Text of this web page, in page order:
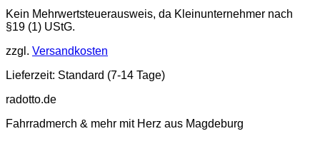
26,17 €20,99 €.
Produkt
weist
Varianten
Die
können
auf
der
Kein Mehrwertsteuerausweis, da Kleinunternehmer nach
§19 (1) UStG.
zzgl. Versandkosten
Lieferzeit: Standard (7-14 Tage)
radotto.de
Fahrradmerch & mehr mit Herz aus Magdeburg